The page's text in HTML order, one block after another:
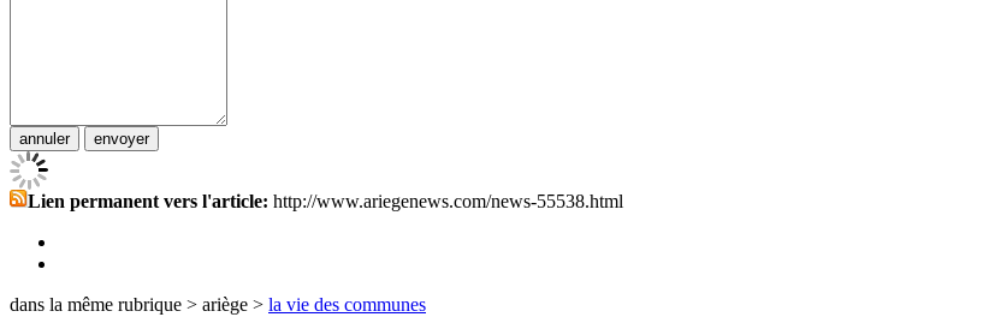
Lien permanent vers l'article: http://www.ariegenews.com/news-55538.html
dans la même rubrique > ariège > la vie des communes